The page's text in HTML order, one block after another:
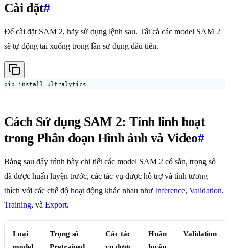
Cài đặt#
Để cài đặt SAM 2, hãy sử dụng lệnh sau. Tất cả các model SAM 2
sẽ tự động tải xuống trong lần sử dụng đầu tiên.
pip install ultralytics
Cách Sử dụng SAM 2: Tính linh hoạt
trong Phân đoạn Hình ảnh và Video#
Bảng sau đây trình bày chi tiết các model SAM 2 có sẵn, trọng số
đã được huấn luyện trước, các tác vụ được hỗ trợ và tính tương
thích với các chế độ hoạt động khác nhau như Inference, Validation,
Training, và Export.
Loại
Trọng số
Các tác
Huấn
Validation